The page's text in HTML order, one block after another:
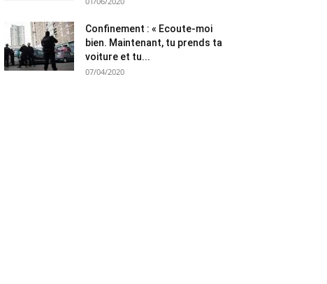
Confinement : « Ecoute-moi
bien. Maintenant, tu prends ta
voiture et tu...
07/04/2020